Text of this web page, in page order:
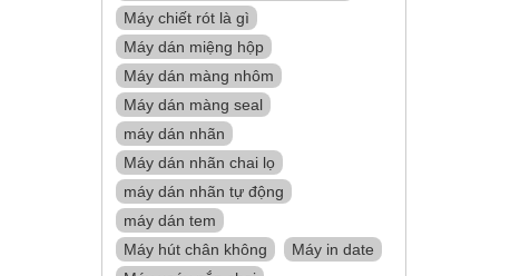
Máy chiết rót là gì
Máy dán miệng hộp
Máy dán màng nhôm
Máy dán màng seal
máy dán nhãn
Máy dán nhãn chai lọ
máy dán nhãn tự động
máy dán tem
Máy hút chân không
Máy in date